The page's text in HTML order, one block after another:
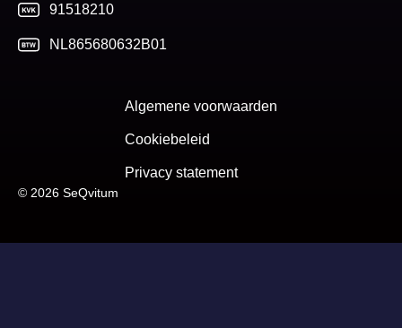
91518210
NL865680632B01
© 2026 SeQvitum
Algemene voorwaarden
Cookiebeleid
Privacy statement